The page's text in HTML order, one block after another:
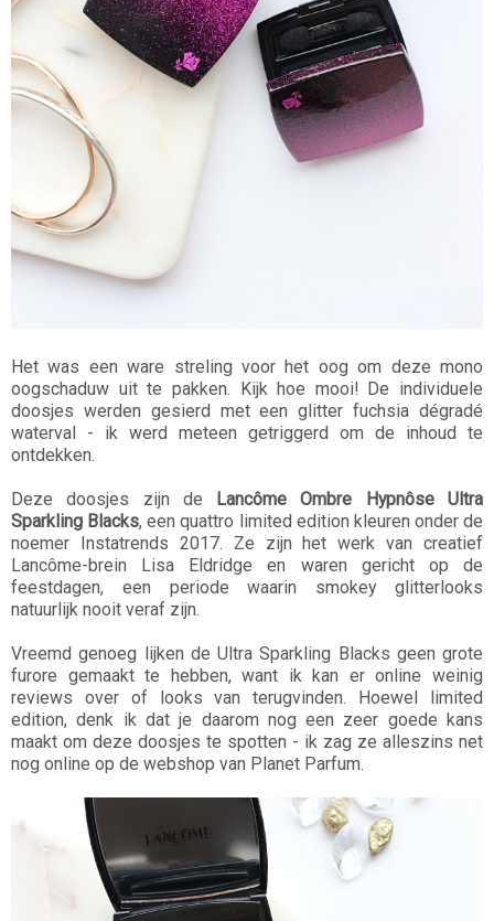
Het was een ware streling voor het oog om deze mono
oogschaduw uit te pakken. Kijk hoe mooi! De individuele
doosjes werden gesierd met een glitter fuchsia dégradé
waterval - ik werd meteen getriggerd om de inhoud te
ontdekken.
Deze doosjes zijn de Lancôme Ombre Hypnôse Ultra
Sparkling Blacks, een quattro limited edition kleuren onder de
noemer Instatrends 2017. Ze zijn het werk van creatief
Lancôme-brein Lisa Eldridge en waren gericht op de
feestdagen, een periode waarin smokey glitterlooks
natuurlijk nooit veraf zijn.
Vreemd genoeg lijken de Ultra Sparkling Blacks geen grote
furore gemaakt te hebben, want ik kan er online weinig
reviews over of looks van terugvinden. Hoewel limited
edition, denk ik dat je daarom nog een zeer goede kans
maakt om deze doosjes te spotten - ik zag ze alleszins net
nog online op de webshop van Planet Parfum.